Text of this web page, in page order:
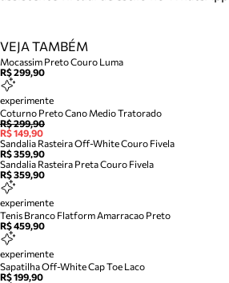
VEJA TAMBÉM
Mocassim Preto Couro Luma
R$ 299,90
experimente
Coturno Preto Cano Medio Tratorado
R$ 299,90
R$ 149,90
Sandalia Rasteira Off-White Couro Fivela
R$ 359,90
Sandalia Rasteira Preta Couro Fivela
R$ 359,90
experimente
Tenis Branco Flatform Amarracao Preto
R$ 459,90
experimente
Sapatilha Off-White Cap Toe Laco
R$ 199,90